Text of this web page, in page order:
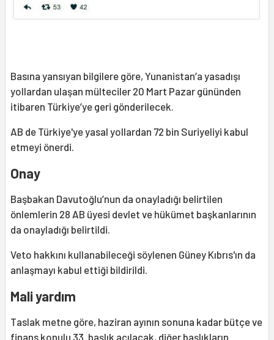
Basına yansıyan bilgilere göre, Yunanistan’a yasadışı
yollardan ulaşan mülteciler 20 Mart Pazar gününden
itibaren Türkiye’ye geri gönderilecek.
AB de Türkiye'ye yasal yollardan 72 bin Suriyeliyi kabul
etmeyi önerdi.
Onay
Başbakan Davutoğlu’nun da onayladığı belirtilen
önlemlerin 28 AB üyesi devlet ve hükümet başkanlarının
da onayladığı belirtildi.
Veto hakkını kullanabileceği söylenen Güney Kıbrıs'ın da
anlaşmayı kabul ettiği bildirildi.
Mali yardım
Taslak metne göre, haziran ayının sonuna kadar bütçe ve
finans konulu 33. başlık açılacak, diğer başlıkların